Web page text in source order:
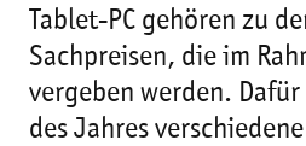
Tablet-PC gehören zu
Sachpreisen, die im
vergeben werden.
des Jahres